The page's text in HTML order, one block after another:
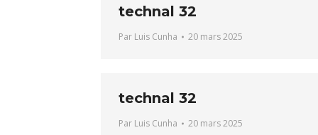
technal 32
Par Luis Cunha 20 mars 2025
technal 32
Par Luis Cunha 20 mars 2025